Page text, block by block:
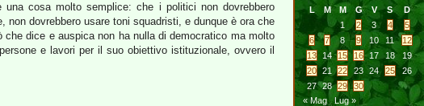
cosa molto semplice: che i politici non dovrebbero
dovrebbero usare toni squadristi, e dunque è ora che
che dice e auspica non ha nulla di democratico ma molto
e lavori per il suo obiettivo istituzionale, ovvero il
L M M G V S
D
1
2 3 4
5
6
7 8 9 10 11
12
13
14 15 16 17 18
19
20 21 22 23 24 25
26
27 28 29
30
« Mag
Lug »